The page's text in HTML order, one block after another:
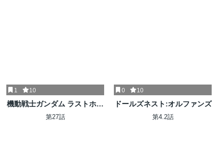
1 10
機動戦士ガンダム ラストホラ
イズン
第27話
0 10
ドールズネスト:オルファンズ
第4.2話